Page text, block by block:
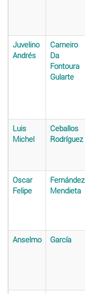
Juvelino
Andrés
Carneiro
Da
Fontoura
Gularte
Luis
Michel
Ceballos
Rodríguez
Oscar
Felipe
Fernández
Mendieta
Anselmo García